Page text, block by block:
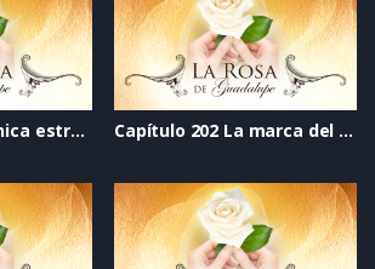
Capítulo 201 La única estrella Capítulo 202 La marca del corazón